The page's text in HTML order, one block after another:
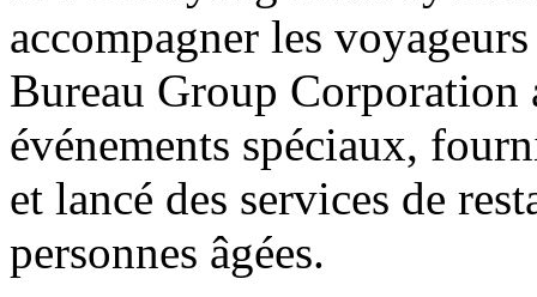
accompagner les
Bureau Group Corporation
événements spéciaux,
et lancé des services de
personnes âgées.